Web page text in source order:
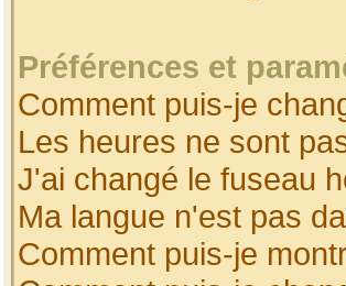
Préférences et
Comment puis-je
Les heures ne sont
J'ai changé le fuseau
Ma langue n'est pas
Comment puis-je